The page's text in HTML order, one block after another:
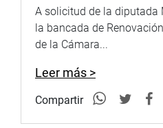
A solicitud de la diputada
la bancada de
de la Cámara...
Leer más >
Compartir